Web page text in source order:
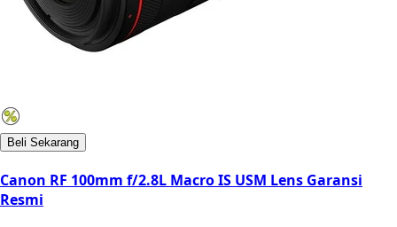
Beli Sekarang
Canon RF 100mm f/2.8L Macro IS USM Lens Garansi
Resmi